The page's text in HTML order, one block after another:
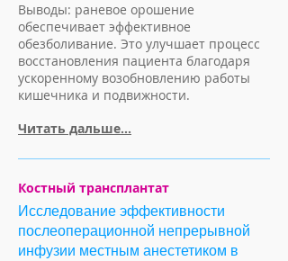
Выводы: раневое орошение
обеспечивает эффективное
обезболивание. Это улучшает процесс
восстановления пациента благодаря
ускоренному возобновлению работы
кишечника и подвижности.
Читать дальше...
Исследование эффективности
послеоперационной непрерывной
инфузии местным анестетиком в
Костный трансплантат